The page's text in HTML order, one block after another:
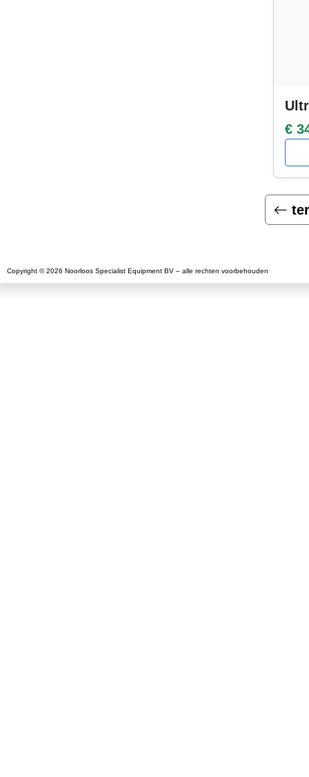
€
Copyright © 2026 Noorloos Specialist Equipment BV – alle rechten voorbehouden